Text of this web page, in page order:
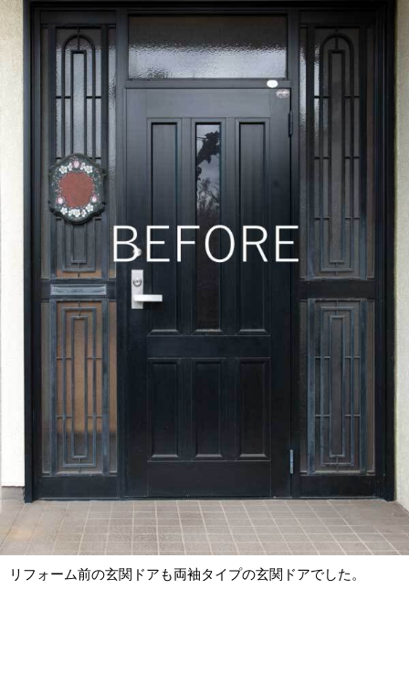
リフォーム前の玄関ドアも両袖タイプの玄関ドアでした。